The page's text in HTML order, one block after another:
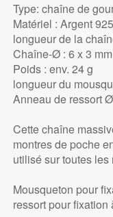
Type: chaîne de
Matériel : Argent 925
longueur de la
Chaîne-Ø : 6 x 3 mm
Poids : env. 24 g
longueur du
Anneau de ressort
Cette chaîne
montres de poche
utilisé sur toutes les
Mousqueton pour
ressort pour